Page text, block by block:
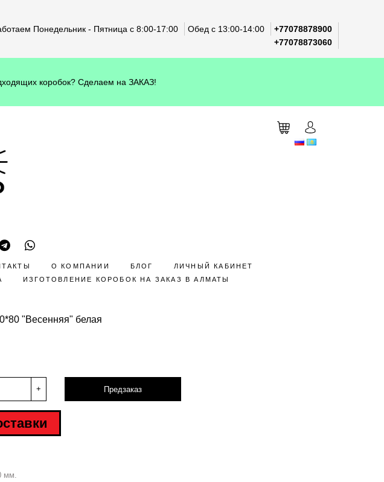
Понедельник - Пятница с 8:00-17:00 Обед с 13:00-14:00
+77078878900
+77078873060
коробок? Сделаем на ЗАКАЗ!
О КОМПАНИИ БЛОГ
ЛИЧНЫЙ КАБИНЕТ
ИЗГОТОВЛЕНИЕ КОРОБОК НА ЗАКАЗ В АЛМАТЫ
"Весенняя" белая
+ Предзаказ
мм.